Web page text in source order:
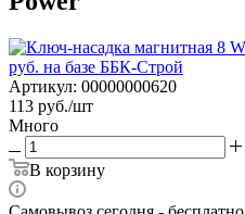
Артикул: 00000000620
113 руб./шт
Много
В корзину